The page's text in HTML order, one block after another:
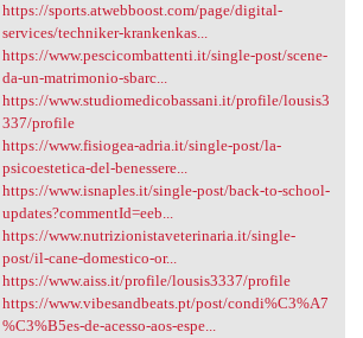
https://sports.atwebboost.com/page/digital-
services/techniker-krankenkas...
https://www.pescicombattenti.it/single-post/scene-
da-un-matrimonio-sbarc...
https://www.studiomedicobassani.it/profile/lousis3
337/profile
https://www.fisiogea-adria.it/single-post/la-
psicoestetica-del-benessere...
https://www.isnaples.it/single-post/back-to-school-
updates?commentId=eeb...
https://www.nutrizionistaveterinaria.it/single-
post/il-cane-domestico-or...
https://www.aiss.it/profile/lousis3337/profile
https://www.vibesandbeats.pt/post/condi%C3%A7
%C3%B5es-de-acesso-aos-espe...